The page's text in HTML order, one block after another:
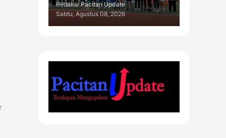
Redaksi Pacitan Update
Sabtu, Agustus 08, 2026